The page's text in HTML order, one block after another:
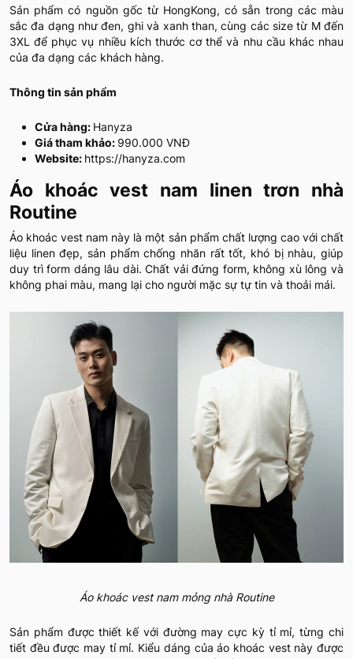
Sản phẩm có nguồn gốc từ HongKong, có sẵn trong các màu
sắc đa dạng như đen, ghi và xanh than, cùng các size từ M đến
3XL để phục vụ nhiều kích thước cơ thể và nhu cầu khác nhau
của đa dạng các khách hàng.
Thông tin sản phẩm
Cửa hàng: Hanyza
Giá tham khảo: 990.000 VNĐ
Website: https://hanyza.com
Áo khoác vest nam linen trơn nhà
Routine
Áo khoác vest nam này là một sản phẩm chất lượng cao với chất
liệu linen đẹp, sản phẩm chống nhăn rất tốt, khó bị nhàu, giúp
duy trì form dáng lâu dài. Chất vải đứng form, không xù lông và
không phai màu, mang lại cho người mặc sự tự tin và thoải mái.
Áo khoác vest nam mỏng nhà Routine
Sản phẩm được thiết kế với đường may cực kỳ tỉ mỉ, từng chi
tiết đều được may tỉ mỉ. Kiểu dáng của áo khoác vest này được